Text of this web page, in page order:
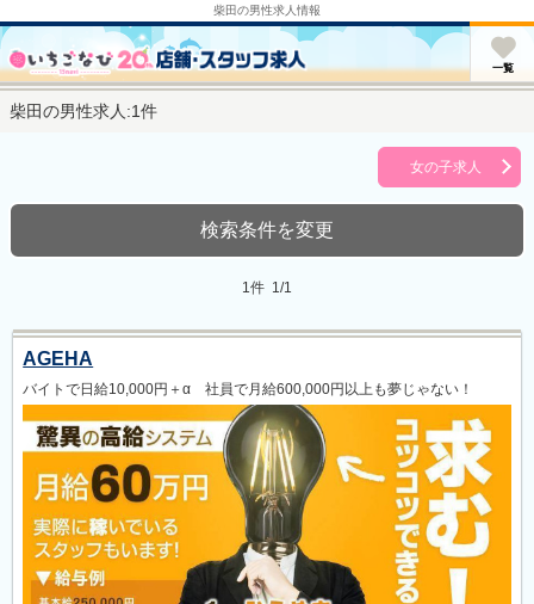
柴田の男性求人情報
u
一覧
柴田の男性求人:1件
女の子求人
検索条件を変更
1件 1/1
AGEHA
バイトで日給10,000円＋α 社員で月給600,000円以上も夢じゃない！